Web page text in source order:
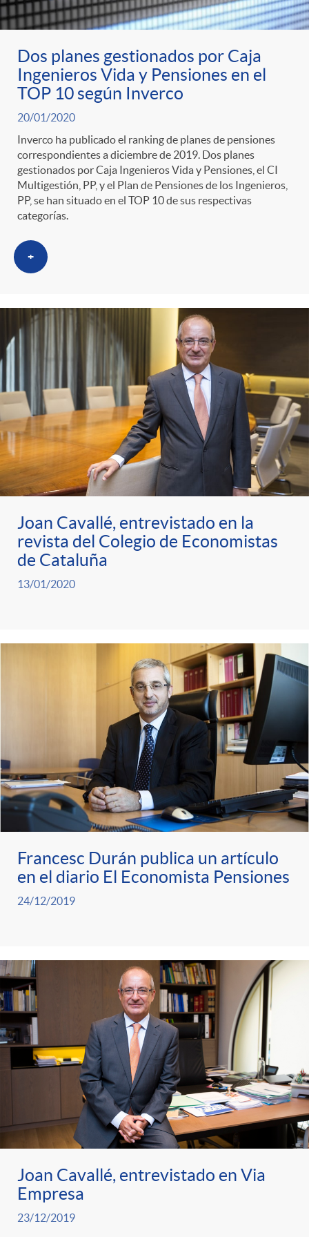
r
a
S
a
l
a
d
e
p
r
e
n
s
n
p
o
r
c
a
t
e
g
o
r
í
a
e
n
i
d
o
A
n
c
l
a
F
i
l
r
C
a
t
e
o
r
i
s
l
c
a
d
o
r
d
e
c
o
n
t
e
i
o
s
Dos planes gestionados por Caja
Ingenieros Vida y Pensiones en el
TOP 10 según Inverco
20/01/2020
Inverco ha publicado el ranking de planes de pensiones
correspondientes a diciembre de 2019. Dos planes
gestionados por Caja Ingenieros Vida y Pensiones, el CI
Multigestión, PP, y el Plan de Pensiones de los Ingenieros,
PP, se han situado en el TOP 10 de sus respectivas
categorías.
+
Joan Cavallé, entrevistado en la
revista del Colegio de Economistas
de Cataluña
13/01/2020
Francesc Durán publica un artículo
en el diario El Economista Pensiones
24/12/2019
Joan Cavallé, entrevistado en Via
Empresa
23/12/2019